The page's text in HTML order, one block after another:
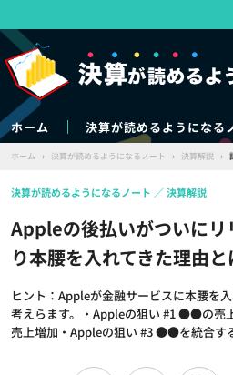
ホーム 決算が読めるようになる
ホーム › 決算が読めるようになるノート › 決算解説 ›
Appleの後払いがついにリ
り本腰を入れてきた理由と
ヒント：Appleが金融サービスに本腰を
考えらます。・Appleの狙い #1 ●●の
売上増加・Appleの狙い #3 ●●を統合
決算が読めるようになるノート 決算解説